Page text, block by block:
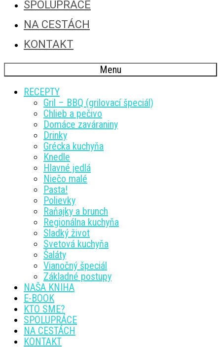
SPOLUPRÁCE
NA CESTÁCH
KONTAKT
Menu
RECEPTY
Gril – BBQ (grilovací špeciál)
Chlieb a pečivo
Domáce zaváraniny
Drinky
Grécka kuchyňa
Knedle
Hlavné jedlá
Niečo malé
Pasta!
Polievky
Raňajky a brunch
Regionálna kuchyňa
Sladký život
Svetová kuchyňa
Šaláty
Vianočný špeciál
Základné postupy
NAŠA KNIHA
E-BOOK
KTO SME?
SPOLUPRÁCE
NA CESTÁCH
KONTAKT